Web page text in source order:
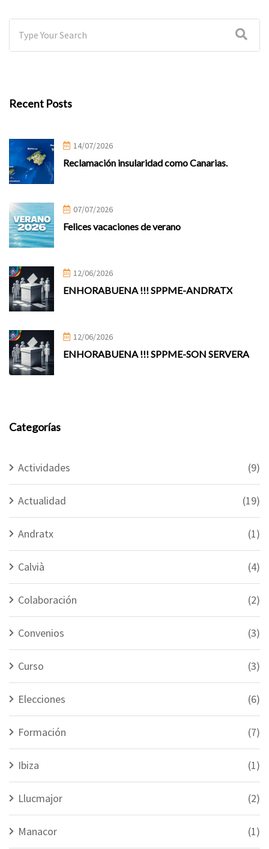
Recent Posts
14/07/2026
Reclamación insularidad como Canarias.
07/07/2026
Felices vacaciones de verano
12/06/2026
ENHORABUENA !!! SPPME-ANDRATX
12/06/2026
ENHORABUENA !!! SPPME-SON SERVERA
Categorías
Actividades (9)
Actualidad (19)
Andratx (1)
Calvià (4)
Colaboración (2)
Convenios (3)
Curso (3)
Elecciones (6)
Formación (7)
Ibiza (1)
Llucmajor (2)
Manacor (1)